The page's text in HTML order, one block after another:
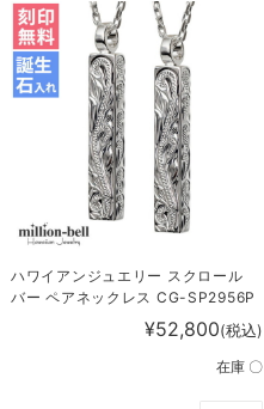
ハワイアンジュエリー スクロール
バー ペアネックレス CG-SP2956P
¥52,800(税込)
在庫 〇